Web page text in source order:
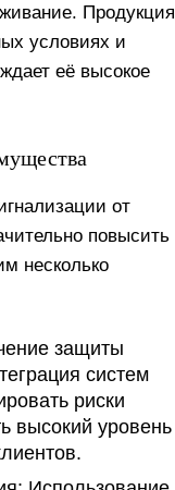
Продукция
условиях и
её высокое
от
повысить
несколько
защиты
систем
риски
высокий уровень